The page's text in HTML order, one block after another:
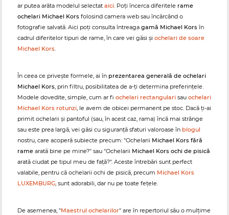
ar putea arăta modelul selectat aici. Poți încerca diferitele rame
ochelari Michael Kors folosind camera web sau încărcând o
fotografie salvată. Aici poți consulta întreaga gamă Michael Kors în
cadrul diferitelor tipuri de rame, în care vei găsi și ochelari de soare
Michael Kors.
În ceea ce privește formele, ai în prezentarea generală de ochelari
Michael Kors, prin filtru, posibilitatea de a-ți determina preferințele.
Modele dovedite, simple, cum ar fi ochelari rectangulari sau ochelari
Michael Kors rotunzi, le avem de obicei permanent pe stoc. Dacă ți-ai
primit ochelarii și pantoful (sau, în acest caz, rama) încă mai strânge
sau este prea largă, vei găsi cu siguranță sfaturi valoroase în blogul
nostru, care acoperă subiecte precum: "Ochelarii Michael Kors fără
rame arată bine pe mine?" sau "Ochelarii Michael Kors ochi de pisică
arată ciudat pe tipul meu de față?". Aceste întrebări sunt perfect
valabile, pentru că ochelarii ochi de pisică, precum Michael Kors
LUXEMBURG, sunt adorabili, dar nu pe toate fețele.
De asemenea, "Maestrul ochelarilor" are în repertoriul său o mulțime